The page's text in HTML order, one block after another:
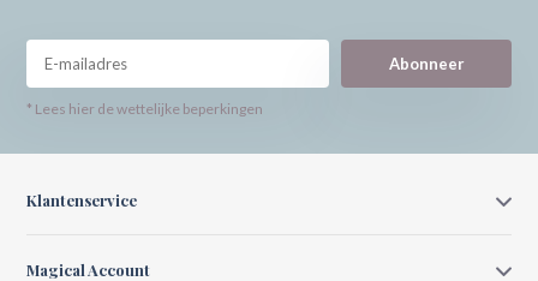
Abonneer
* Lees hier de wettelijke beperkingen
Klantenservice
Magical Account